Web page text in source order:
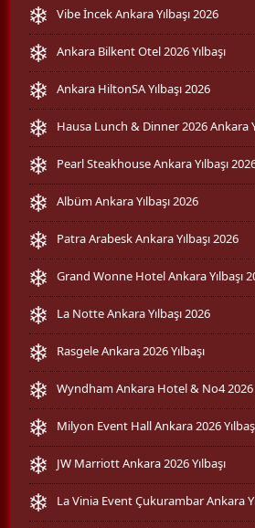
Vibe İncek Ankara Yılbaşı 2026
Ankara Bilkent Otel 2026 Yılbaşı
Ankara HiltonSA Yılbaşı 2026
Hausa Lunch & Dinner 2026 Ankara
Pearl Steakhouse Ankara Yılbaşı
Albüm Ankara Yılbaşı 2026
Patra Arabesk Ankara Yılbaşı 2026
Grand Wonne Hotel Ankara Yılbaşı
La Notte Ankara Yılbaşı 2026
Rasgele Ankara 2026 Yılbaşı
Wyndham Ankara Hotel & No4 2026
Milyon Event Hall Ankara 2026
JW Marriott Ankara 2026 Yılbaşı
La Vinia Event Çukurambar Ankara